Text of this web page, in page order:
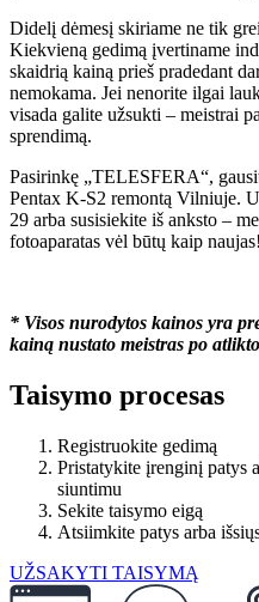
Didelį dėmesį skiriame ne tik
Kiekvieną gedimą įvertiname
skaidrią kainą prieš pradedant
nemokama. Jei nenorite ilgai
visada galite užsukti – meistrai
sprendimą.
Pasirinkę „TELESFERA“,
Pentax K-S2 remontą Vilniuje.
29 arba susisiekite iš anksto –
fotoaparatas vėl būtų kaip naujas!
* Visos nurodytos kainos yra
kainą nustato meistras po
Taisymo procesas
Registruokite gedimą
Pristatykite įrenginį
siuntimu
Sekite taisymo eigą
Atsiimkite patys arba
UŽSAKYTI TAISYMĄ